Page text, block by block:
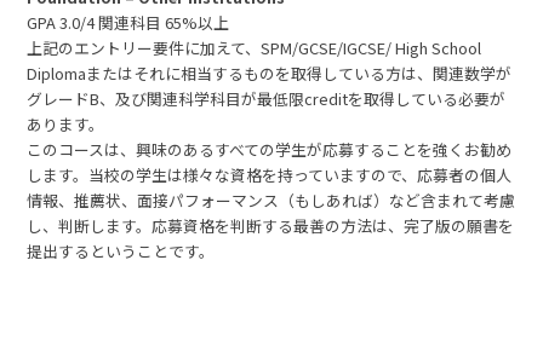
GPA 3.0/4 関連科目 65%以上
上記のエントリー要件に加えて、SPM/GCSE/IGCSE/ High School
Diplomaまたはそれに相当するものを取得している方は、関連数学が
グレードB、及び関連科学科目が最低限creditを取得している必要が
あります。
このコースは、興味のあるすべての学生が応募することを強くお勧め
します。当校の学生は様々な資格を持っていますので、応募者の個人
情報、推薦状、面接パフォーマンス（もしあれば）など含まれて考慮
し、判断します。応募資格を判断する最善の方法は、完了版の願書を
提出するということです。